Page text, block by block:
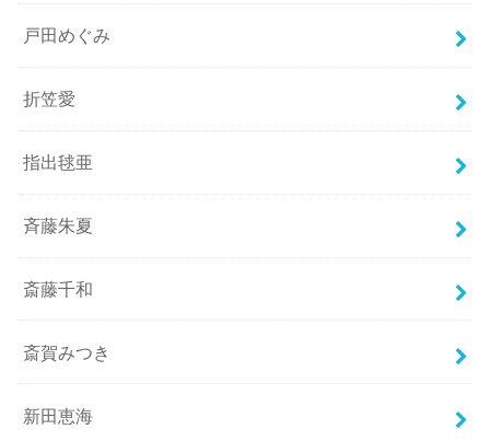
戸田めぐみ
折笠愛
指出毬亜
斉藤朱夏
斎藤千和
斎賀みつき
新田恵海